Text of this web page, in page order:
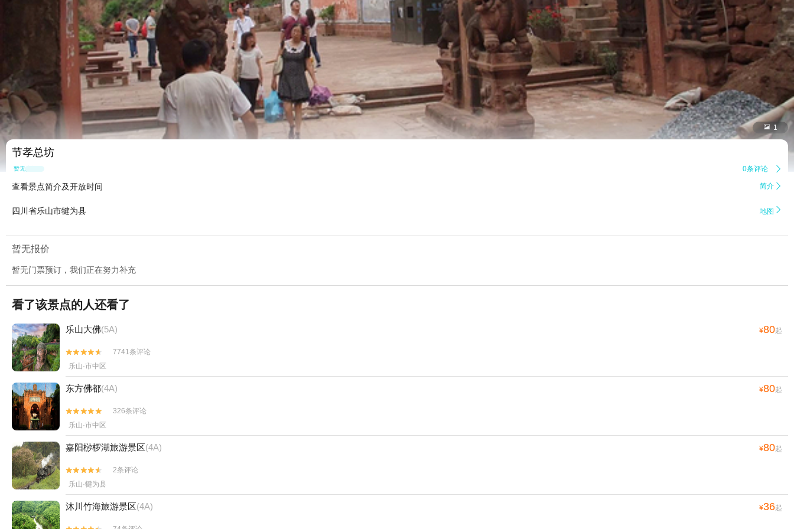
 1
节孝总坊
暂无点评 0条评论 
查看景点简介及开放时间 简介 
四川省乐山市犍为县 地图 
暂无报价
暂无门票预订，我们正在努力补充
看了该景点的人还看了
乐山大佛(5A) ¥80起


7741条评论
乐山·市中区
东方佛都(4A) ¥80起


326条评论
乐山·市中区
嘉阳桫椤湖旅游景区(4A) ¥80起


2条评论
乐山·犍为县
沐川竹海旅游景区(4A) ¥36起